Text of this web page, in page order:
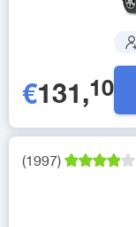
€131,10
(1997)